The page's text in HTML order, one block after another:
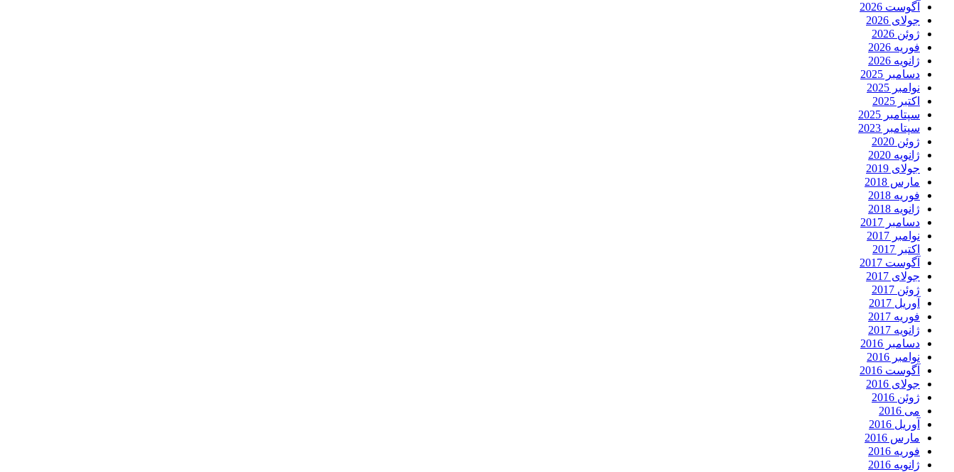
آگوست 2026
جولای 2026
ژوئن 2026
فوریه 2026
ژانویه 2026
دسامبر 2025
نوامبر 2025
اکتبر 2025
سپتامبر 2025
سپتامبر 2023
ژوئن 2020
ژانویه 2020
جولای 2019
مارس 2018
فوریه 2018
ژانویه 2018
دسامبر 2017
نوامبر 2017
اکتبر 2017
آگوست 2017
جولای 2017
ژوئن 2017
آوریل 2017
فوریه 2017
ژانویه 2017
دسامبر 2016
نوامبر 2016
آگوست 2016
جولای 2016
ژوئن 2016
می 2016
آوریل 2016
مارس 2016
فوریه 2016
ژانویه 2016